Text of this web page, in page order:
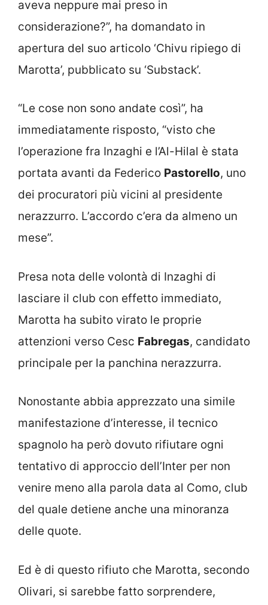
aveva neppure mai preso in
considerazione?”, ha domandato in
apertura del suo articolo ‘Chivu ripiego di
Marotta’, pubblicato su ‘Substack’.
“Le cose non sono andate così”, ha
immediatamente risposto, “visto che
l’operazione fra Inzaghi e l’Al-Hilal è stata
portata avanti da Federico Pastorello, uno
dei procuratori più vicini al presidente
nerazzurro. L’accordo c’era da almeno un
mese”.
Presa nota delle volontà di Inzaghi di
lasciare il club con effetto immediato,
Marotta ha subito virato le proprie
attenzioni verso Cesc Fabregas, candidato
principale per la panchina nerazzurra.
Nonostante abbia apprezzato una simile
manifestazione d’interesse, il tecnico
spagnolo ha però dovuto rifiutare ogni
tentativo di approccio dell’Inter per non
venire meno alla parola data al Como, club
del quale detiene anche una minoranza
delle quote.
Ed è di questo rifiuto che Marotta, secondo
Olivari, si sarebbe fatto sorprendere,